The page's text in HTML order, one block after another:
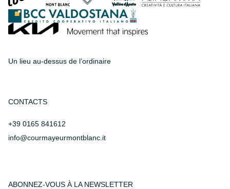
Un lieu au-dessus de l’ordinaire
CONTACTS
+39 0165 841612
info@courmayeurmontblanc.it
ABONNEZ-VOUS À LA NEWSLETTER